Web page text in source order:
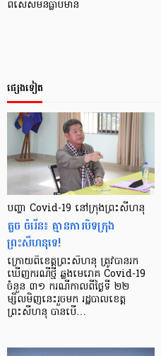
ពិសេសមិនធ្លាប់មាន
ផ្សេងទៀត
បញ្ហា Covid-19 នៅក្រុងព្រះសីហនុ
គួច ចំរើន៖ គ្មានការបិទក្រុង
ព្រះសីហនុទេ!
ក្រោយពីខេត្តព្រះសីហនុ ត្រូវបានរក
ឃើញករណីថ្មី ឆ្លងមេរោគ Covid-19
ចំនួន ៣១ ករណីកាលពីថ្ងៃទី ២២
ម្សិលមិញនេះរួចមក រដ្ឋបាលខេត្ត
ព្រះសីហនុ បានបើ…